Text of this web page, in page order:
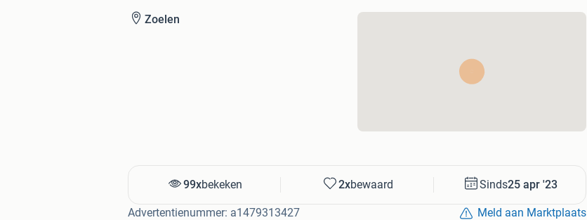
Zoelen
99xbekeken 2xbewaard Sinds25 apr '23
Advertentienummer: a1479313427 Meld aan Marktplaats